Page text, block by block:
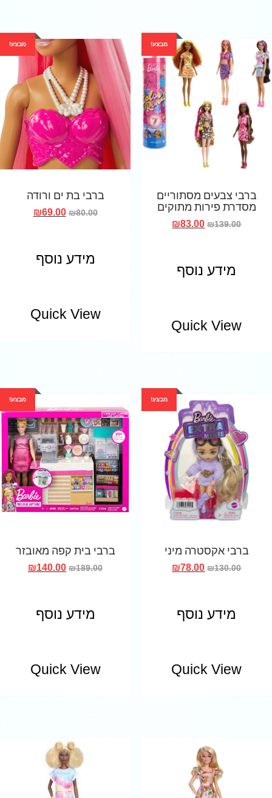
מבצע!
ברבי צבעים מסתוריים
מסדרת פירות מתוקים
₪139.00
₪83.00
מידע נוסף
Quick View
מבצע!
ברבי בת ים ורודה
₪80.00
₪69.00
מידע נוסף
Quick View
מבצע!
ברבי אקסטרה מיני
₪130.00
₪78.00
מידע נוסף
Quick View
מבצע!
ברבי בית קפה מאובזר
₪189.00
₪140.00
מידע נוסף
Quick View